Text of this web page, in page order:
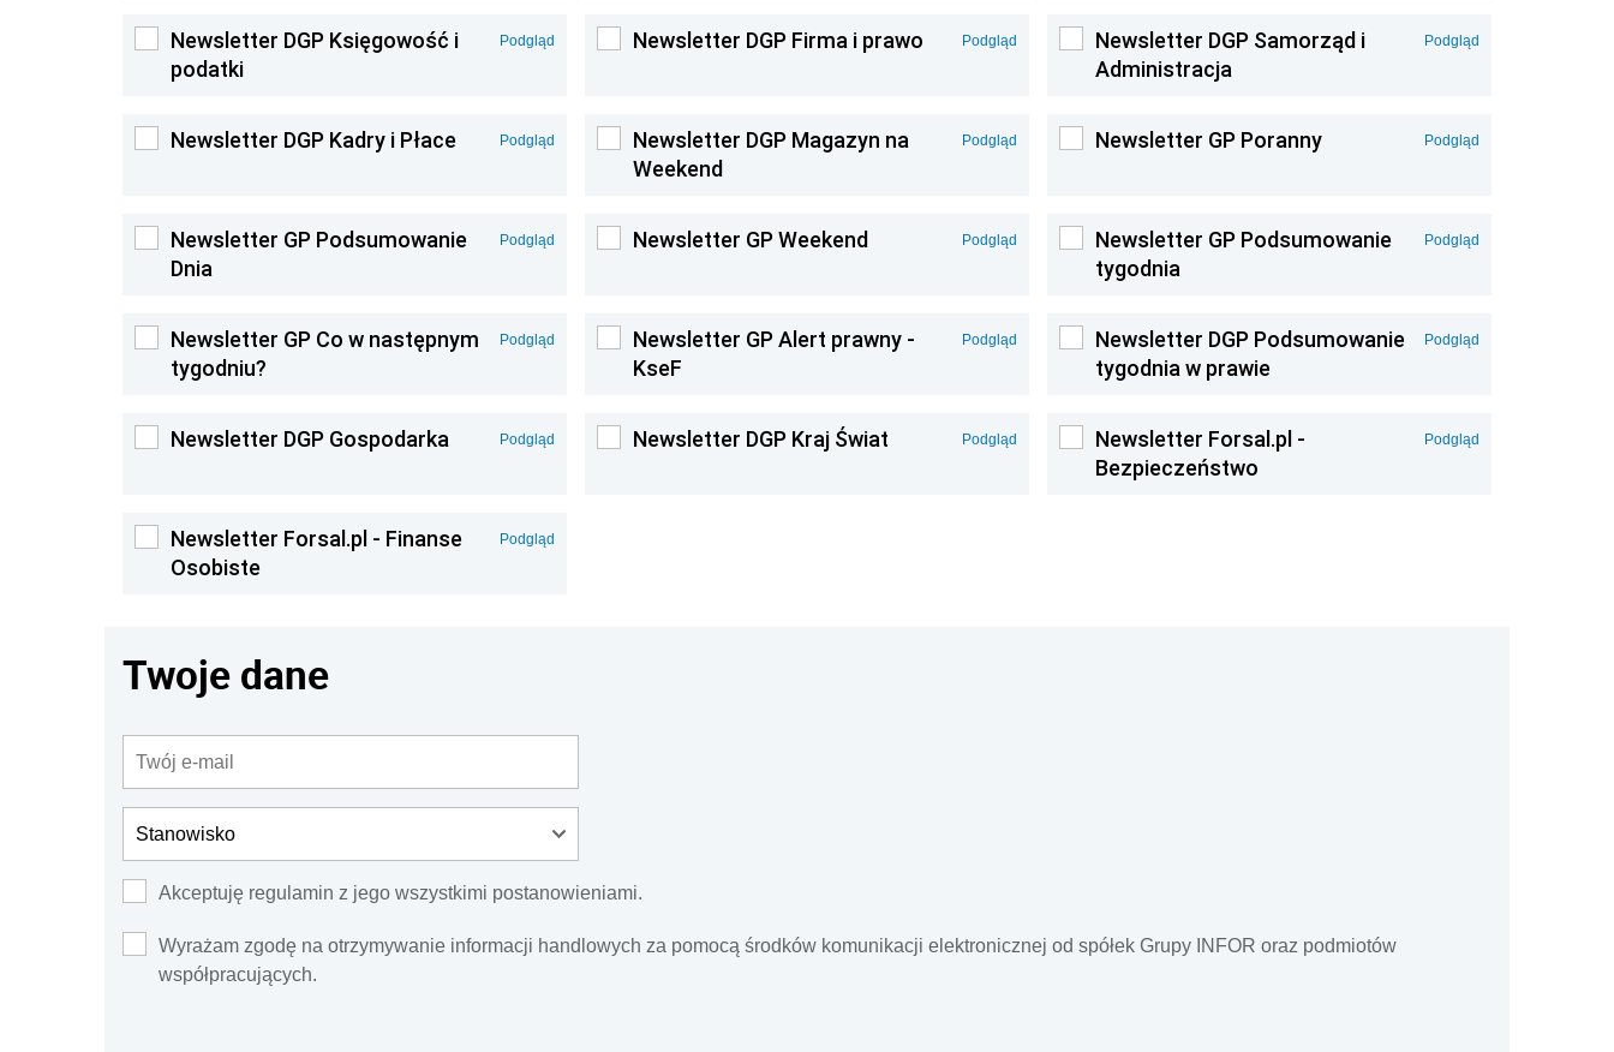
Newsletter DGP Księgowość i
podatki
Podgląd Newsletter DGP Firma i prawo Podgląd
Newsletter DGP Samorząd i
Administracja
Podgląd
Newsletter DGP Kadry i Płace Podgląd
Newsletter DGP Magazyn na
Weekend
Podgląd Newsletter GP Poranny Podgląd
Newsletter GP Podsumowanie
Dnia
Podgląd Newsletter GP Weekend Podgląd
Newsletter GP Podsumowanie
tygodnia
Podgląd
Newsletter GP Co w następnym
tygodniu?
Podgląd
Newsletter GP Alert prawny -
KseF
Podgląd
Newsletter DGP Podsumowanie
tygodnia w prawie
Podgląd
Newsletter DGP Gospodarka Podgląd Newsletter DGP Kraj Świat Podgląd
Newsletter Forsal.pl -
Bezpieczeństwo
Podgląd
Newsletter Forsal.pl - Finanse
Osobiste
Podgląd
Twoje dane
Akceptuję regulamin z jego wszystkimi postanowieniami.
Wyrażam zgodę na otrzymywanie informacji handlowych za pomocą środków komunikacji elektronicznej od spółek Grupy INFOR oraz podmiotów
współpracujących.